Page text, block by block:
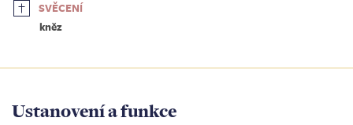
SVĚCENÍ
kněz
Ustanovení a funkce